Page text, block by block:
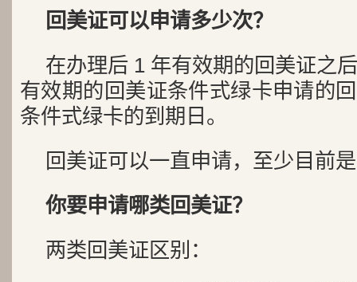
回美证可以申请多少次？
在办理后 1 年有效期的回美证之
有效期的回美证条件式绿卡申请的
条件式绿卡的到期日。
回美证可以一直申请，至少目前
你要申请哪类回美证？
两类回美证区别：